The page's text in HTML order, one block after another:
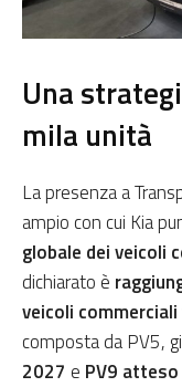
Una
mila unità
La presenza a
ampio con cui Kia
globale dei veicoli
dichiarato è
veicoli
composta da PV5,
2027 e PV9